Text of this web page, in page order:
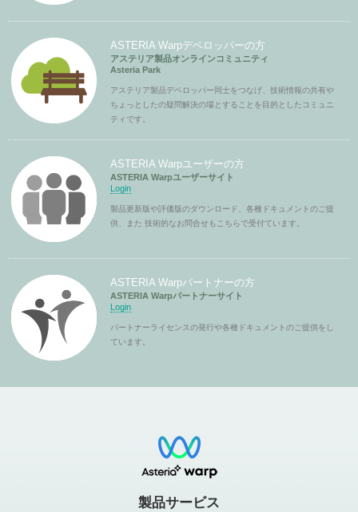
ASTERIA Warpデベロッパーの方
アステリア製品オンラインコミュニティ
Asteria Park
アステリア製品デベロッパー同士をつなげ、技術情報の共有や
ちょっとしたの疑問解決の場とすることを目的としたコミュニ
ティです。
ASTERIA Warpユーザーの方
ASTERIA Warpユーザーサイト
Login
製品更新版や評価版のダウンロード、各種ドキュメントのご提
供、また 技術的なお問合せもこちらで受付ています。
ASTERIA Warpパートナーの方
ASTERIA Warpパートナーサイト
Login
パートナーライセンスの発行や各種ドキュメントのご提供をし
ています。
製品サービス